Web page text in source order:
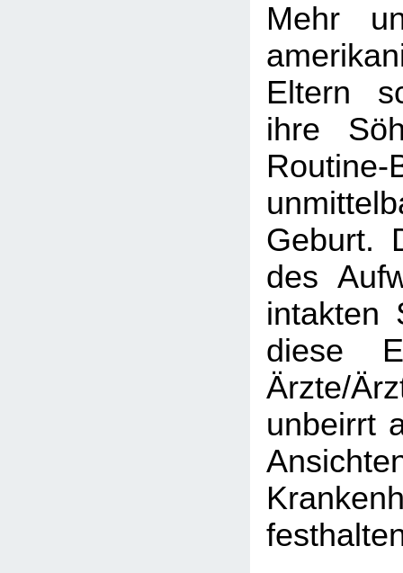
Mehr
Eltern
ihre
Routine-
Geburt.
des
intakten
diese
Ärzte/
unbeirrt